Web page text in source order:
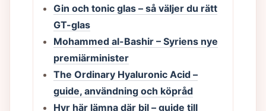
Gin och tonic glas – så väljer du rätt
GT-glas
Mohammed al-Bashir – Syriens nye
premiärminister
The Ordinary Hyaluronic Acid –
guide, användning och köpråd
Hyr här lämna där bil – guide till